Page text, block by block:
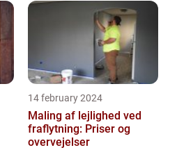
14 february 2024
Maling af lejlighed ved
fraflytning: Priser og
overvejelser